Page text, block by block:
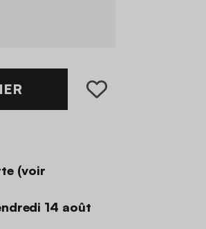
(voir
14 août